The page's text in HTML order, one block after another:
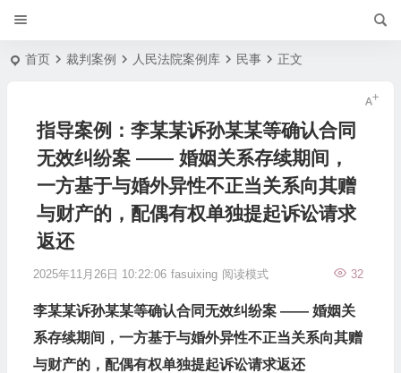
首页 裁判案例 人民法院案例库 民事 正文
指导案例：李某某诉孙某某等确认合同
无效纠纷案 —— 婚姻关系存续期间，
一方基于与婚外异性不正当关系向其赠
与财产的，配偶有权单独提起诉讼请求
返还
2025年11月26日 10:22:06 fasuixing 32
阅读模式
李某某诉孙某某等确认合同无效纠纷案 —— 婚姻关
系存续期间，一方基于与婚外异性不正当关系向其赠
与财产的，配偶有权单独提起诉讼请求返还